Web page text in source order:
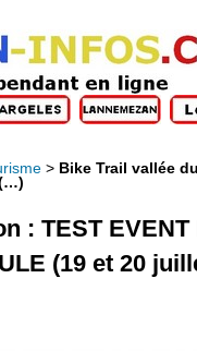
> Bike Trail vallée
(…)
: TEST EVENT
(19 et 20